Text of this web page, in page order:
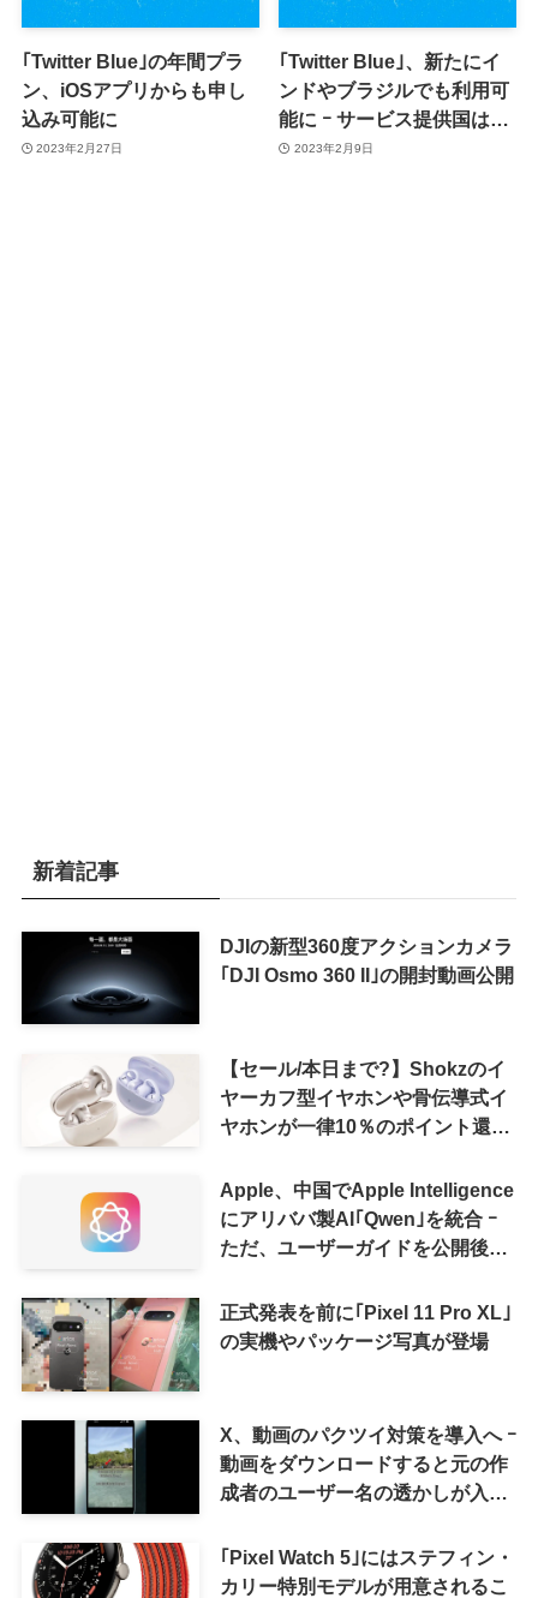
｢Twitter Blue｣の年間プラ
ン、iOSアプリからも申し
込み可能に
2023年2月27日
｢Twitter Blue｣、新たにイ
ンドやブラジルでも利用可
能に ｰ サービス提供国は15
カ国に
2023年2月9日
新着記事
DJIの新型360度アクションカメラ
｢DJI Osmo 360 II｣の開封動画公開
【セール/本日まで?】Shokzのイ
ヤーカフ型イヤホンや骨伝導式イ
ヤホンが一律10％のポイント還元
Apple、中国でApple Intelligence
にアリババ製AI｢Qwen｣を統合 ｰ
ただ、ユーザーガイドを公開後に
正式発表を前に｢Pixel 11 Pro XL｣
の実機やパッケージ写真が登場
X、動画のパクツイ対策を導入へ ｰ
動画をダウンロードすると元の作
成者のユーザー名の透かしが入る
｢Pixel Watch 5｣にはステフィン・
カリー特別モデルが用意されるこ